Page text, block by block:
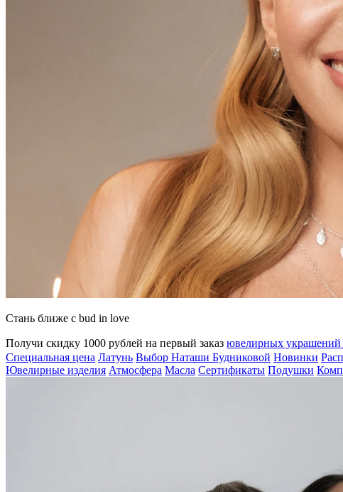
Стань ближе с bud in love
Получи скидку 1000 рублей на первый заказ ювелирных украшений
Специальная цена Латунь Выбор Наташи Будниковой Новинки
Ювелирные изделия Атмосфера Масла Сертификаты Подушки